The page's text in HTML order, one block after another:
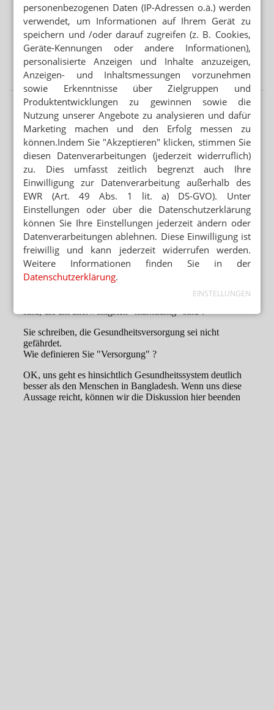
personenbezogenen Daten (IP-Adressen o.ä.) werden
verwendet, um Informationen auf Ihrem Gerät zu
speichern und /oder darauf zugreifen (z. B. Cookies,
Geräte-Kennungen oder andere Informationen),
personalisierte Anzeigen und Inhalte anzuzeigen,
Anzeigen- und Inhaltsmessungen vorzunehmen
sowie Erkenntnisse über Zielgruppen und
Produktentwicklungen zu gewinnen sowie die
Nutzung unserer Angebote zu analysieren und dafür
Marketing machen und den Erfolg messen zu
können.Indem Sie "Akzeptieren" klicken, stimmen Sie
diesen Datenverarbeitungen (jederzeit widerruflich)
zu. Dies umfasst zeitlich begrenzt auch Ihre
Einwilligung zur Datenverarbeitung außerhalb des
EWR (Art. 49 Abs. 1 lit. a) DS-GVO). Unter
Einstellungen oder über die Datenschutzerklärung
können Sie Ihre Einstellungen jederzeit ändern oder
Datenverarbeitungen ablehnen. Diese Einwilligung ist
freiwillig und kann jederzeit widerrufen werden.
Weitere Informationen finden Sie in der
Datenschutzerklärung.
EINSTELLUNGEN
MEHR HITZETOTE
Hitzeschutz: Was tut die Bundesregierung?
BUNDESREGIERUNG PRÜFT UMSETZUNGSBEDARF
Second-Hand-Medikamente: Wiederabgabe nicht
verboten